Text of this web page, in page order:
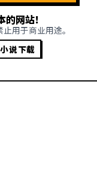
网站！
用于商业用途。
说下载